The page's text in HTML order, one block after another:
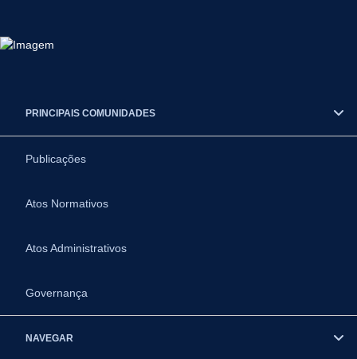
PRINCIPAIS COMUNIDADES
Publicações
Atos Normativos
Atos Administrativos
Governança
NAVEGAR